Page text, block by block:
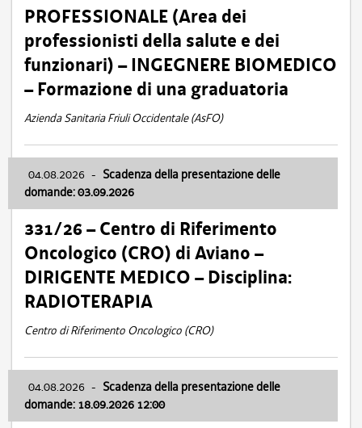
PROFESSIONALE (Area dei
professionisti della salute e dei
funzionari) – INGEGNERE BIOMEDICO
– Formazione di una graduatoria
Azienda Sanitaria Friuli Occidentale (AsFO)
04.08.2026 - Scadenza della presentazione delle
domande: 03.09.2026
331/26 – Centro di Riferimento
Oncologico (CRO) di Aviano –
DIRIGENTE MEDICO – Disciplina:
RADIOTERAPIA
Centro di Riferimento Oncologico (CRO)
04.08.2026 - Scadenza della presentazione delle
domande: 18.09.2026 12:00